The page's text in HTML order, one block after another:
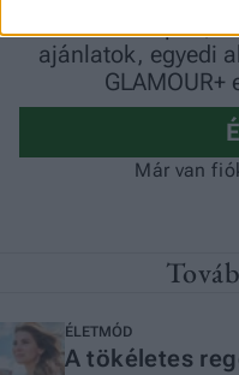
ÉLETMÓD
A tökéletes